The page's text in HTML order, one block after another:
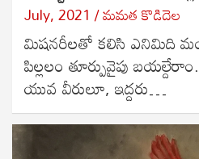
July, 2021 మమత కొడిదెల
మిషనరీలతో కలిసి ఎనిమిది
పిల్లలం తూర్పువైపు
యువ వీరులూ, ఇద్దరు…